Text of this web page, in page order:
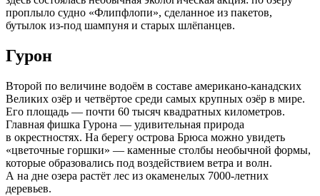
проплыло судно «Флипфлопи», сделанное из пакетов,
бутылок из‑под шампуня и старых шлёпанцев.
Гурон
Второй по величине водоём в составе американо-канадских
Великих озёр и четвёртое среди самых крупных озёр в мире.
Его площадь — почти 60 тысяч квадратных километров.
Главная фишка Гурона — удивительная природа
в окрестностях. На берегу острова Брюса можно увидеть
«цветочные горшки» — каменные столбы необычной формы,
которые образовались под воздействием ветра и волн.
А на дне озера растёт лес из окаменелых 7000‑летних
деревьев.